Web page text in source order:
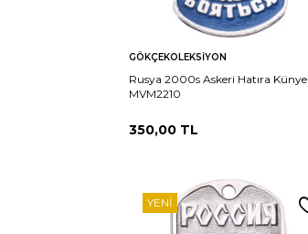
Sepete
Ekle
GÖKÇEKOLEKSIYON
Rusya 2000s Askeri Hatıra Künye
MVM2210
350,00 TL
YENI